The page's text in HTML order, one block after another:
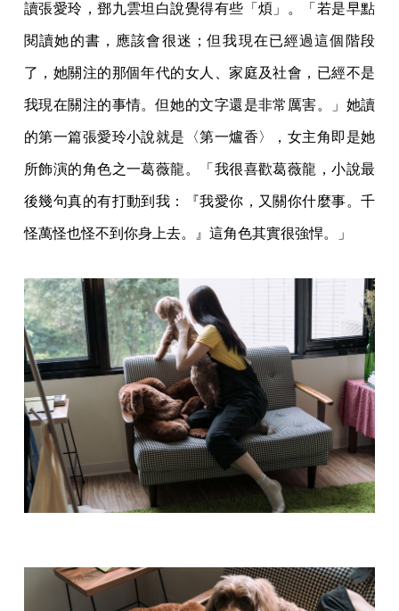
讀張愛玲，鄧九雲坦白說覺得有些「煩」。「若是早點
閱讀她的書，應該會很迷；但我現在已經過這個階段
了，她關注的那個年代的女人、家庭及社會，已經不是
我現在關注的事情。但她的文字還是非常厲害。」她讀
的第一篇張愛玲小說就是〈第一爐香〉，女主角即是她
所飾演的角色之一葛薇龍。「我很喜歡葛薇龍，小說最
後幾句真的有打動到我：『我愛你，又關你什麼事。千
怪萬怪也怪不到你身上去。』這角色其實很強悍。」